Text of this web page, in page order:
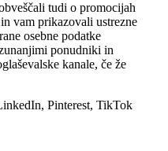
tudi o promocijah
vam prikazovali ustrezne
osebne podatke
ponudniki in
kanale, če že
Pinterest, TikTok